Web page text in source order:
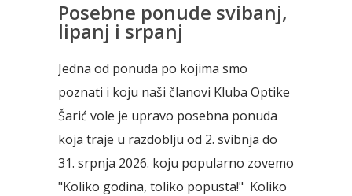
Posebne ponude svibanj,
lipanj i srpanj
Jedna od ponuda po kojima smo
poznati i koju naši članovi Kluba Optike
Šarić vole je upravo posebna ponuda
koja traje u razdoblju od 2. svibnja do
31. srpnja 2026. koju popularno zovemo
"Koliko godina, toliko popusta!" Koliko